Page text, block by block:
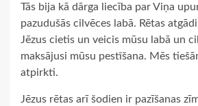
Tās bija kā dārga liecība par Viņa
pazudušās cilvēces labā. Rētas
Jēzus cietis un veicis mūsu labā un
maksājusi mūsu pestīšana. Mēs
atpirkti.
Jēzus rētas arī šodien ir pazīšanas